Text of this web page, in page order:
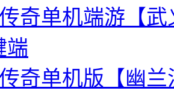
奇单机端游【
端
奇单机版【幽